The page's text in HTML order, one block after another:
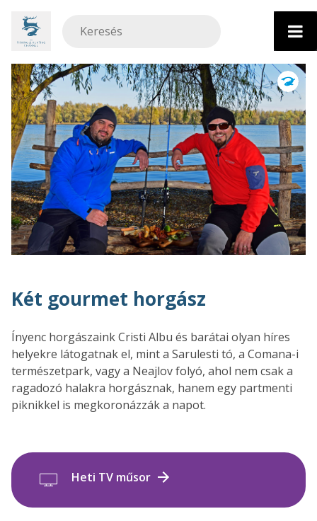
tartalomhoz
Két gourmet horgász
Ínyenc horgászaink Cristi Albu és barátai olyan híres
helyekre látogatnak el, mint a Sarulesti tó, a Comana-i
természetpark, vagy a Neajlov folyó, ahol nem csak a
ragadozó halakra horgásznak, hanem egy partmenti
piknikkel is megkoronázzák a napot.
Heti TV műsor